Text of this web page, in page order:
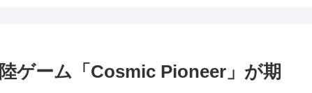
ゲーム「Cosmic Pioneer」が期